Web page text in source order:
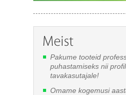
Pakume tooteid
puhastamiseks nii
tavakasutajale!
Omame kogemusi